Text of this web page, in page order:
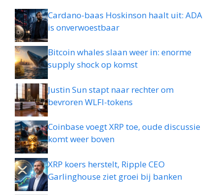
Cardano-baas Hoskinson haalt uit: ADA
is onverwoestbaar
Bitcoin whales slaan weer in: enorme
supply shock op komst
Justin Sun stapt naar rechter om
bevroren WLFI-tokens
Coinbase voegt XRP toe, oude discussie
komt weer boven
XRP koers herstelt, Ripple CEO
Garlinghouse ziet groei bij banken